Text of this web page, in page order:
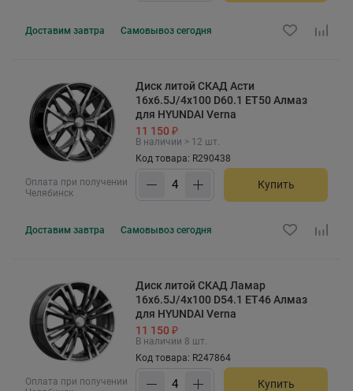
Доставим завтра Самовывоз сегодня
Оплата при получении
Челябинск
Диск литой СКАД Асти
16x6.5J/4x100 D60.1 ET50 Алмаз
для HYUNDAI Verna
11 150 ₽
В наличии > 12 шт.
Код товара: R290438
Купить
Доставим завтра Самовывоз сегодня
Оплата при получении
Диск литой СКАД Ламар
16x6.5J/4x100 D54.1 ET46 Алмаз
для HYUNDAI Verna
11 150 ₽
В наличии 8 шт.
Код товара: R247864
Купить